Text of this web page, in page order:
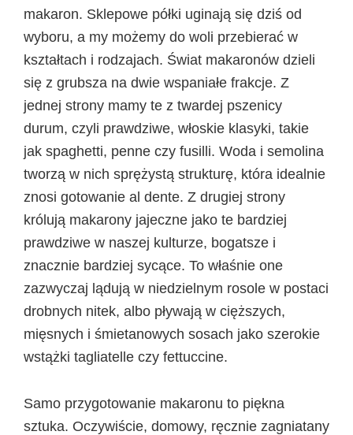
makaron. Sklepowe półki uginają się dziś od
wyboru, a my możemy do woli przebierać w
kształtach i rodzajach. Świat makaronów dzieli
się z grubsza na dwie wspaniałe frakcje. Z
jednej strony mamy te z twardej pszenicy
durum, czyli prawdziwe, włoskie klasyki, takie
jak spaghetti, penne czy fusilli. Woda i semolina
tworzą w nich sprężystą strukturę, która idealnie
znosi gotowanie al dente. Z drugiej strony
królują makarony jajeczne jako te bardziej
prawdziwe w naszej kulturze, bogatsze i
znacznie bardziej sycące. To właśnie one
zazwyczaj lądują w niedzielnym rosole w postaci
drobnych nitek, albo pływają w cięższych,
mięsnych i śmietanowych sosach jako szerokie
wstążki tagliatelle czy fettuccine.
Samo przygotowanie makaronu to piękna
sztuka. Oczywiście, domowy, ręcznie zagniatany